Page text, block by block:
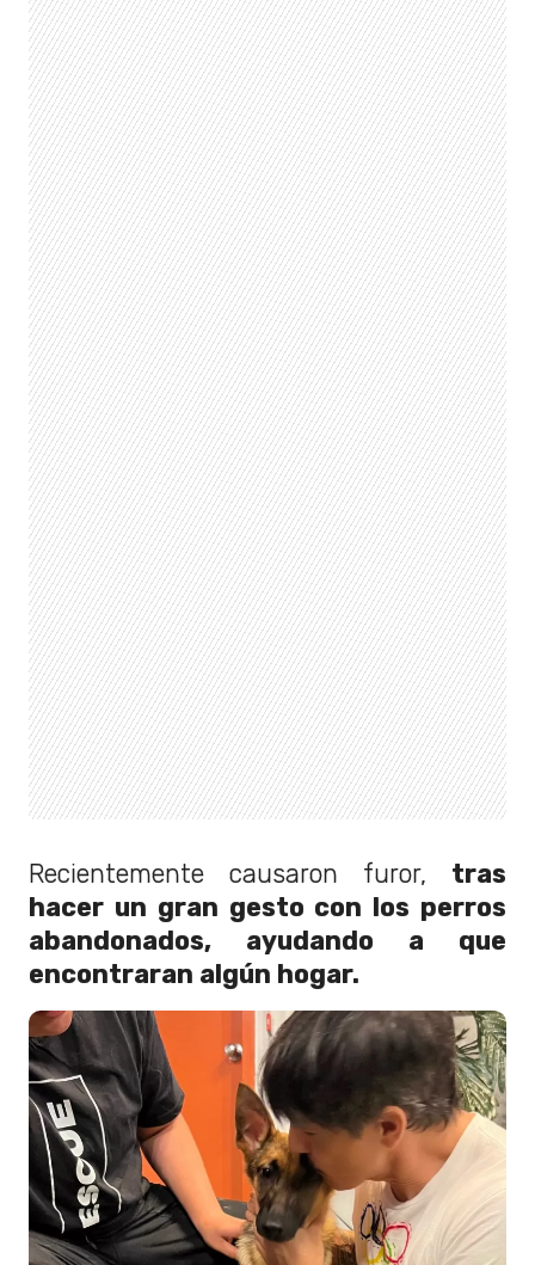
Recientemente causaron furor, tras
hacer un gran gesto con los perros
abandonados, ayudando a que
encontraran algún hogar.